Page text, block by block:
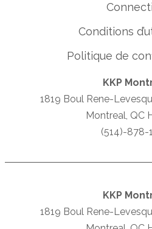
Conditions
Politique de
KKP
1819 Boul Rene-
Montreal, QC
(514)-878-
KKP
1819 Boul Rene-